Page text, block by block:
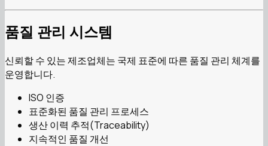
품질 관리 시스템
신뢰할 수 있는 제조업체는 국제 표준에 따른 품질 관리 체계를
운영합니다.
ISO 인증
표준화된 품질 관리 프로세스
생산 이력 추적(Traceability)
지속적인 품질 개선